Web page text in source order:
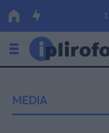
Οικονομία
MEDIA